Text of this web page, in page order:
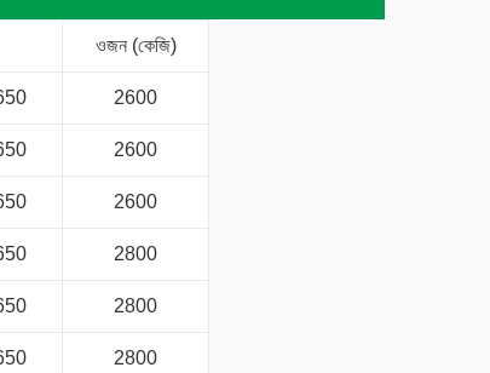
ওজন (কেজি)
2600
2600
2600
2800
2800
2800